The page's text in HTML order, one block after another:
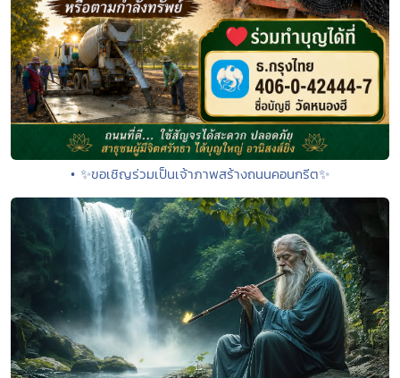
• ✨ขอเชิญร่วมเป็นเจ้าภาพสร้างถนนคอนกรีต✨